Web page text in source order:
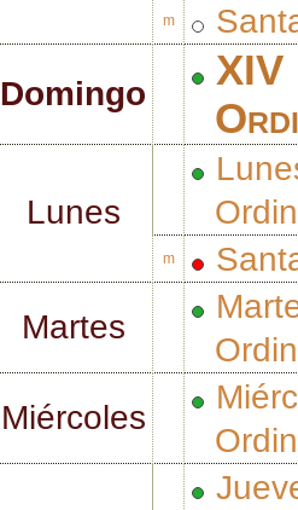
m
Domingo
XIV
Lunes
m
Martes
Miércoles